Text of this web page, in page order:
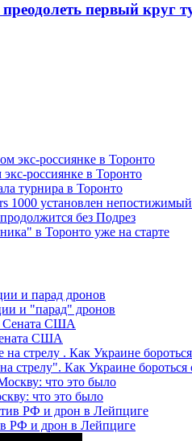
первый круг
россиянке в Торонто
турнира в Торонто
1000 установлен
без Подрез
в Торонто уже на старте
и "парад" дронов
США
стрелу". Как Украине бороться
что это было
РФ и дрон в Лейпциге